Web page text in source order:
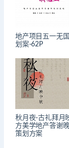
地产项目五一无
划案-62P
秋月夜-古礼拜月
方美学地产答谢
策划方案